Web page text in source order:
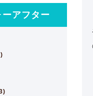
ーアフター